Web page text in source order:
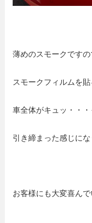
薄めのスモークです
スモークフィルムを
車全体がキュッ・・・
引き締まった感じに
お客様にも大変喜ん